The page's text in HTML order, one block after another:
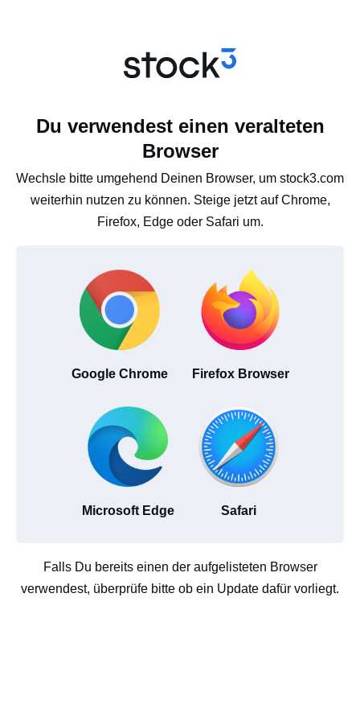
Du verwendest einen veralteten
Browser
Wechsle bitte umgehend Deinen Browser, um stock3.com
weiterhin nutzen zu können. Steige jetzt auf Chrome,
Firefox, Edge oder Safari um.
Google Chrome Firefox Browser
Microsoft Edge Safari
Falls Du bereits einen der aufgelisteten Browser
verwendest, überprüfe bitte ob ein Update dafür vorliegt.